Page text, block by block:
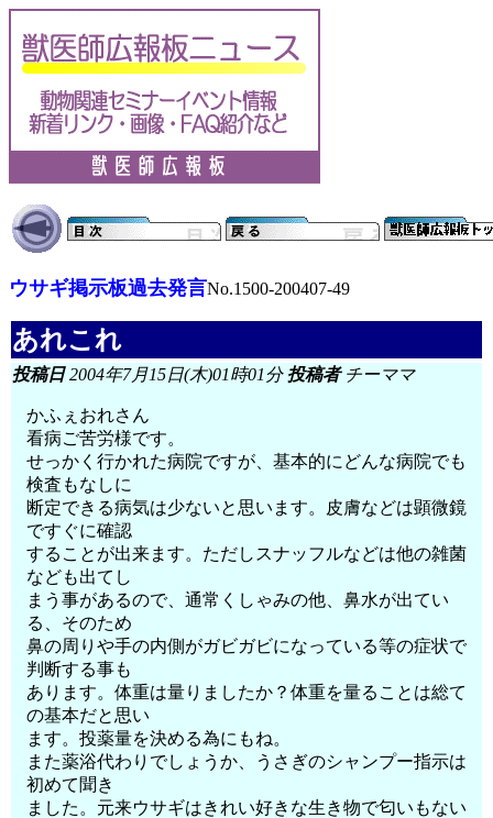
ウサギ掲示板過去発言No.1500-200407-49
あれこれ
投稿日2004年7月15日(木)01時01分 投稿者チーママ
かふぇおれさん
看病ご苦労様です。
せっかく行かれた病院ですが、基本的にどんな病院でも
検査もなしに
断定できる病気は少ないと思います。皮膚などは顕微鏡
ですぐに確認
することが出来ます。ただしスナッフルなどは他の雑菌
なども出てし
まう事があるので、通常くしゃみの他、鼻水が出てい
る、そのため
鼻の周りや手の内側がガビガビになっている等の症状で
判断する事も
あります。体重は量りましたか？体重を量ることは総て
の基本だと思い
ます。投薬量を決める為にもね。
また薬浴代わりでしょうか、うさぎのシャンプー指示は
初めて聞き
ました。元来ウサギはきれい好きな生き物で匂いもない